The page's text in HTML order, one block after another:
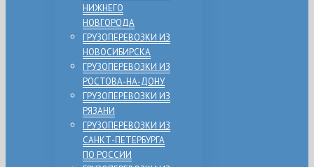
НИЖНЕГО
НОВГОРОДА
ГРУЗОПЕРЕВОЗКИ ИЗ
НОВОСИБИРСКА
ГРУЗОПЕРЕВОЗКИ ИЗ
РОСТОВА-НА-ДОНУ
ГРУЗОПЕРЕВОЗКИ ИЗ
РЯЗАНИ
ГРУЗОПЕРЕВОЗКИ ИЗ
САНКТ-ПЕТЕРБУРГА
ПО РОССИИ